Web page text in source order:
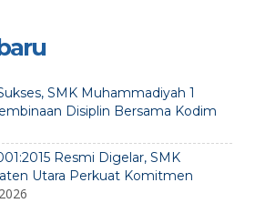
SMK Muhammadiyah 1
Disiplin Bersama Kodim
Resmi Digelar, SMK
Utara Perkuat Komitmen